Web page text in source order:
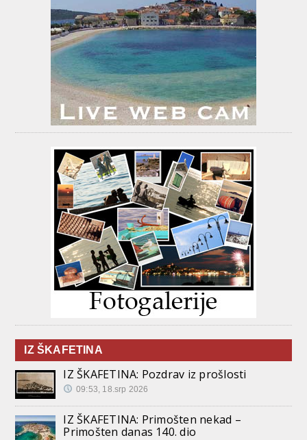
IZ ŠKAFETINA
IZ ŠKAFETINA: Pozdrav iz prošlosti
09:53, 18.srp 2026
IZ ŠKAFETINA: Primošten nekad –
Primošten danas 140. dio